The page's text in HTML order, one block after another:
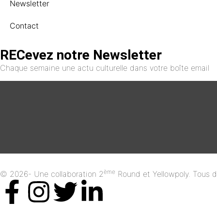
Newsletter
Contact
RECevez notre Newsletter
Chaque semaine une actu culturelle dans votre boîte email
© 2026- Une collaboration 2ème Round et Yellowpoly. Tous